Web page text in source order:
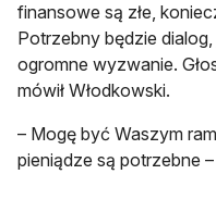
finansowe są złe,
Potrzebny będzie
ogromne wyzwanie.
mówił Włodkowski.
– Mogę być Waszym
pieniądze są potrzebne